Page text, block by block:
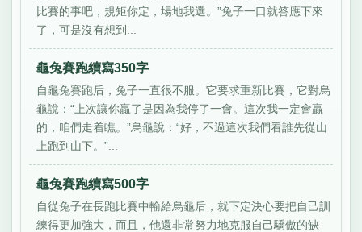
比賽的事吧，規矩你定，場地我選。”兔子一口就答應下來
了，可是沒有想到...
龜兔賽跑續寫350字
自龜兔賽跑后，兔子一直很不服。它要求重新比賽，它對烏
龜說：“上次讓你贏了是因為我停了一會。這次我一定會贏
的，咱們走着瞧。”烏龜說：“好，不過這次我們看誰先從山
上跑到山下。”...
龜兔賽跑續寫500字
自從兔子在長跑比賽中輸給烏龜后，就下定決心要把自己訓
練得更加強大，而且，他還非常努力地克服自己驕傲的缺